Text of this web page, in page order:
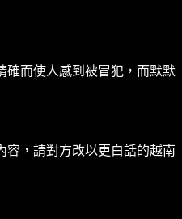
確而使人感到被冒犯，而默默
容，請對方改以更白話的越南